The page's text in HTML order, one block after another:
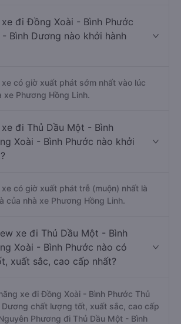
xe đi Đồng Xoài - Bình Phước
Bình Dương nào khởi hành
xe có giờ xuất phát sớm nhất vào lúc
xe Phương Hồng Linh.
đi Thủ Dầu Một - Bình
Xoài - Bình Phước nào khởi
xe có giờ xuất phát trễ (muộn) nhất là
của nhà xe Phương Hồng Linh.
xe đi Thủ Dầu Một - Bình
Xoài - Bình Phước nào có
xuất sắc, cao cấp nhất?
xe đi Đồng Xoài - Bình Phước Thủ
Dương chất lượng tốt, xuất sắc, cao cấp
Phương đi Thủ Dầu Một - Bình